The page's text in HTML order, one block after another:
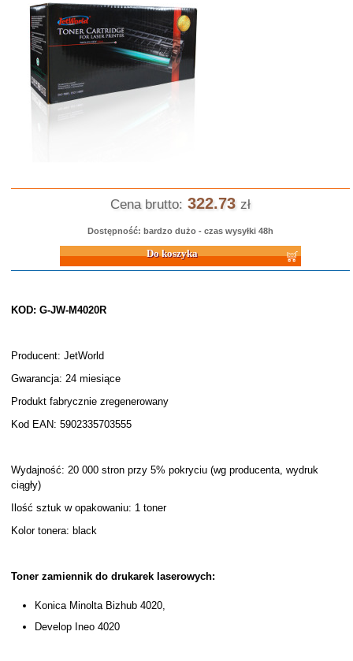
Cena brutto: 322.73 zł
Dostępność: bardzo dużo - czas wysyłki 48h
Do koszyka
KOD: G-JW-M4020R
Producent: JetWorld
Gwarancja: 24 miesiące
Produkt fabrycznie zregenerowany
Kod EAN: 5902335703555
Wydajność: 20 000 stron przy 5% pokryciu (wg producenta, wydruk
ciągły)
Ilość sztuk w opakowaniu: 1 toner
Kolor tonera: black
Toner zamiennik do drukarek laserowych:
Konica Minolta Bizhub 4020,
Develop Ineo 4020